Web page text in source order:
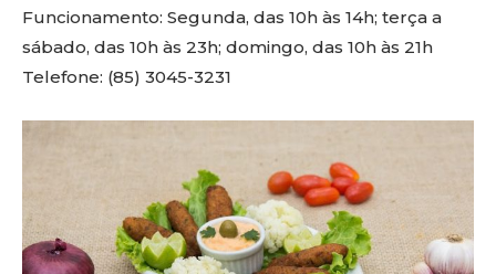
Funcionamento: Segunda, das 10h às 14h; terça a
sábado, das 10h às 23h; domingo, das 10h às 21h
Telefone: (85) 3045-3231